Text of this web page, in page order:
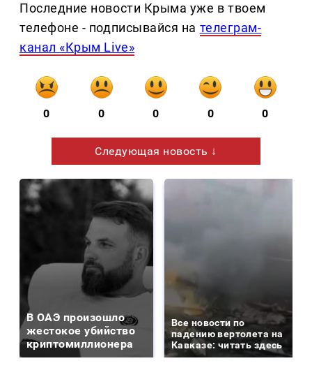
Последние новости Крыма уже в твоем
телефоне - подписывайся на телеграм-
канал «Крым Live»
0 0 0 0 0
Следующая новость ↓
В ОАЭ произошло
жестокое убийство
криптомиллионера
Все новости по
падению вертолета на
Кавказе: читать здесь